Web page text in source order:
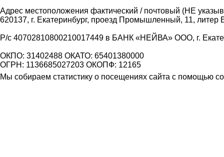
Адрес местоположения фактический / почтовый (НЕ
620137, г. Екатеринбург, проезд Промышленный, 11, литер
Р/с 40702810800210017449 в БАНК «НЕЙВА» ООО, г.
ОКПО: 31402488 ОКАТО: 65401380000
ОГРН: 1136685027203 ОКОПФ: 12165
Мы собираем статистику о посещениях сайта с помощью